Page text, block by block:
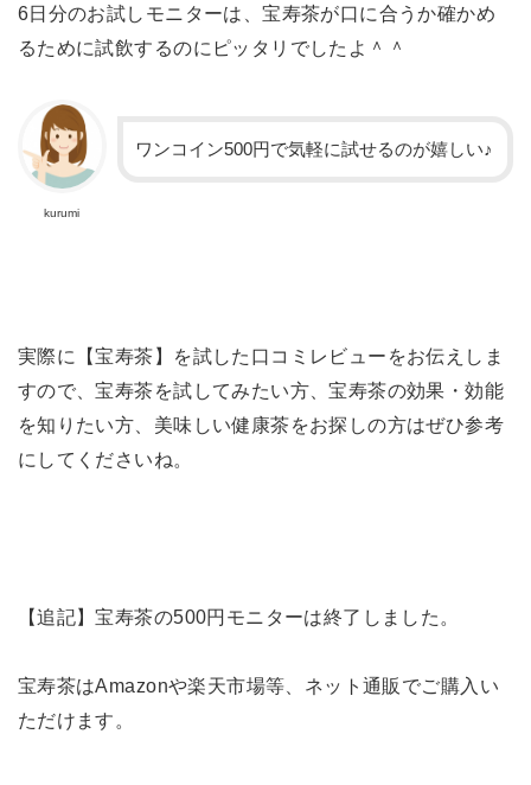
6日分のお試しモニターは、宝寿茶が口に合うか確かめ
るために試飲するのにピッタリでしたよ＾＾
kurumi
ワンコイン500円で気軽に試せるのが嬉しい♪
実際に【宝寿茶】を試した口コミレビューをお伝えしま
すので、宝寿茶を試してみたい方、宝寿茶の効果・効能
を知りたい方、美味しい健康茶をお探しの方はぜひ参考
にしてくださいね。
【追記】宝寿茶の500円モニターは終了しました。
宝寿茶はAmazonや楽天市場等、ネット通販でご購入い
ただけます。